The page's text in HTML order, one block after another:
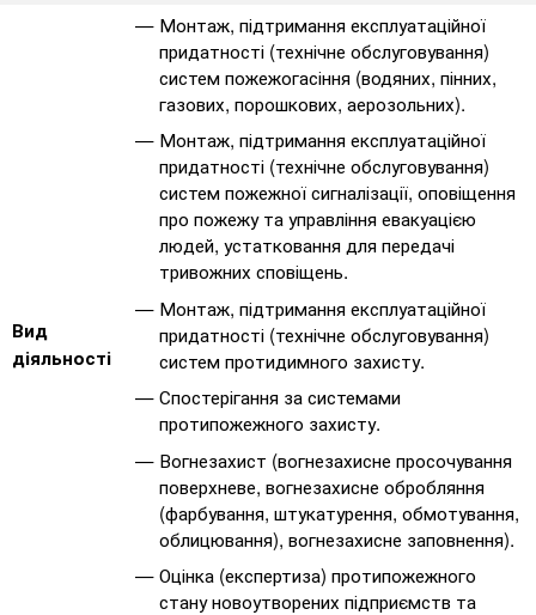
Вид
діяльності
Монтаж, підтримання експлуатаційної
придатності (технічне обслуговування)
систем пожежогасіння (водяних, пінних,
газових, порошкових, аерозольних).
Монтаж, підтримання експлуатаційної
придатності (технічне обслуговування)
систем пожежної сигналізації, оповіщення
про пожежу та управління евакуацією
людей, устатковання для передачі
тривожних сповіщень.
Монтаж, підтримання експлуатаційної
придатності (технічне обслуговування)
систем протидимного захисту.
Спостерігання за системами
протипожежного захисту.
Вогнезахист (вогнезахисне просочування
поверхневе, вогнезахисне обробляння
(фарбування, штукатурення, обмотування,
облицювання), вогнезахисне заповнення).
Оцінка (експертиза) протипожежного
стану новоутворених підприємств та